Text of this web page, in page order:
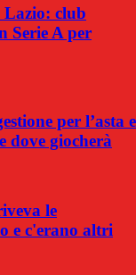
club
Serie A per
per l’asta e
dove giocherà
le
e c'erano altri